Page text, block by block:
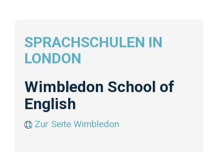
SPRACHSCHULEN IN
LONDON
Wimbledon School of
English
Zur Seite Wimbledon